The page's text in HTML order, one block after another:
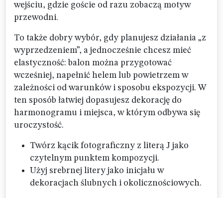
wejściu, gdzie goście od razu zobaczą motyw
przewodni.
To także dobry wybór, gdy planujesz działania „z
wyprzedzeniem”, a jednocześnie chcesz mieć
elastyczność: balon można przygotować
wcześniej, napełnić helem lub powietrzem w
zależności od warunków i sposobu ekspozycji. W
ten sposób łatwiej dopasujesz dekorację do
harmonogramu i miejsca, w którym odbywa się
uroczystość.
Twórz kącik fotograficzny z literą J jako
czytelnym punktem kompozycji.
Użyj srebrnej litery jako inicjału w
dekoracjach ślubnych i okolicznościowych.